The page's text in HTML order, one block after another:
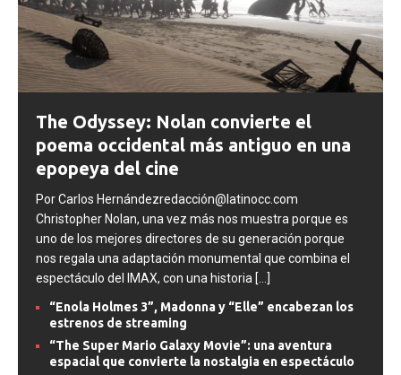
The Odyssey: Nolan convierte el
poema occidental más antiguo en una
epopeya del cine
Por Carlos Hernándezredacción@latinocc.com
Christopher Nolan, una vez más nos muestra porque es
uno de los mejores directores de su generación porque
nos regala una adaptación monumental que combina el
espectáculo del IMAX, con una historia [...]
“Enola Holmes 3”, Madonna y “Elle” encabezan los
estrenos de streaming
“The Super Mario Galaxy Movie”: una aventura
espacial que convierte la nostalgia en espectáculo